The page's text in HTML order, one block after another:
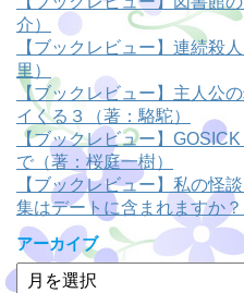
介）
【ブックレビュー】連続殺
里）
【ブックレビュー】主人公
イくる３（著：駱駝）
【ブックレビュー】
で（著：桜庭一樹）
【ブックレビュー】私の怪
集はデートに含まれますか？
アーカイブ
ア